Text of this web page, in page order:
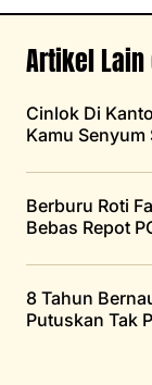
Artikel
Cinlok Di
Kamu Senyum
Berburu Roti
Bebas Repot
8 Tahun
Putuskan Tak